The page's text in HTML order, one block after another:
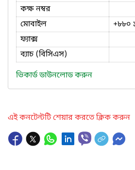
কক্ষ নম্বর
মোবাইল
+৮৮০
ফ্যাক্স
ব্যাচ (বিসিএস)
ভিকার্ড ডাউনলোড করুন
এই কনটেন্টটি শেয়ার করতে ক্লিক করুন